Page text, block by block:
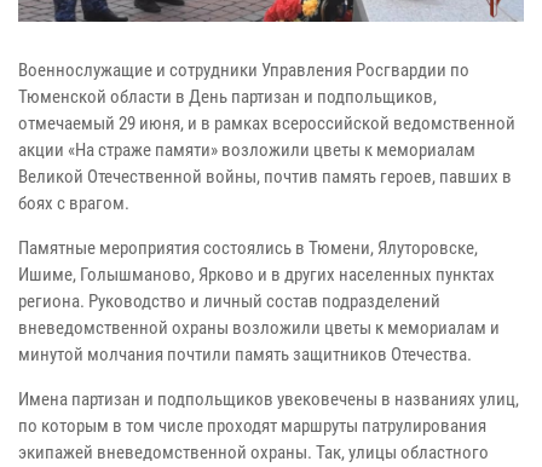
Военнослужащие и сотрудники Управления Росгвардии по
Тюменской области в День партизан и подпольщиков,
отмечаемый 29 июня, и в рамках всероссийской ведомственной
акции «На страже памяти» возложили цветы к мемориалам
Великой Отечественной войны, почтив память героев, павших в
боях с врагом.
Памятные мероприятия состоялись в Тюмени, Ялуторовске,
Ишиме, Голышманово, Ярково и в других населенных пунктах
региона. Руководство и личный состав подразделений
вневедомственной охраны возложили цветы к мемориалам и
минутой молчания почтили память защитников Отечества.
Имена партизан и подпольщиков увековечены в названиях улиц,
по которым в том числе проходят маршруты патрулирования
экипажей вневедомственной охраны. Так, улицы областного